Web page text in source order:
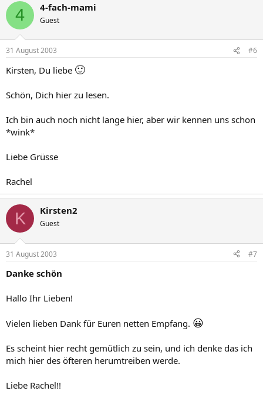
4 4-fach-mami
Guest
31 August 2003 #6
Kirsten, Du liebe 🙂
Schön, Dich hier zu lesen.
Ich bin auch noch nicht lange hier, aber wir kennen uns schon
*wink*
Liebe Grüsse
Rachel
K Kirsten2
Guest
31 August 2003 #7
Danke schön
Hallo Ihr Lieben!
Vielen lieben Dank für Euren netten Empfang. 😀
Es scheint hier recht gemütlich zu sein, und ich denke das ich
mich hier des öfteren herumtreiben werde.
Liebe Rachel!!